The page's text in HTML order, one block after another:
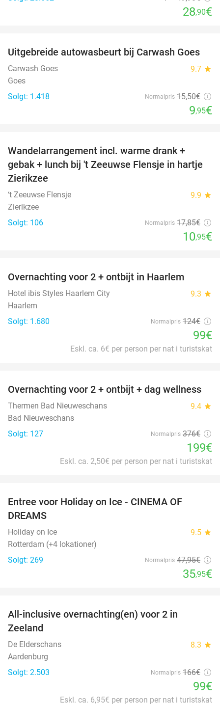
28,90€
36%
Uitgebreide autowasbeurt bij Carwash Goes
Carwash Goes 9.7 star
Goes
Solgt: 1.418
Normalpris 15,50€
9,95€
Wandelarrangement incl. warme drank +
gebak + lunch bij 't Zeeuwse Flensje in hartje
Zierikzee
‘t Zeeuwse Flensje 9.9 star
Zierikzee
Solgt: 106
Normalpris 17,85€
10,95€
Overnachting voor 2 + ontbijt in Haarlem
Hotel ibis Styles Haarlem City 9.3 star
Haarlem
Solgt: 1.680
Normalpris 124€
99€
Eskl. ca. 6€ per person per nat i turistskat
47%
Overnachting voor 2 + ontbijt + dag wellness
Thermen Bad Nieuweschans 9.4 star
Bad Nieuweschans
Solgt: 127
Normalpris 376€
199€
Eskl. ca. 2,50€ per person per nat i turistskat
Entree voor Holiday on Ice - CINEMA OF
DREAMS
Holiday on Ice 9.5 star
Rotterdam (+4 lokationer)
Solgt: 269
Normalpris 47,95€
35,95€
All-inclusive overnachting(en) voor 2 in
Zeeland
De Elderschans 8.3 star
Aardenburg
Solgt: 2.503
Normalpris 166€
99€
Eskl. ca. 6,95€ per person per nat i turistskat